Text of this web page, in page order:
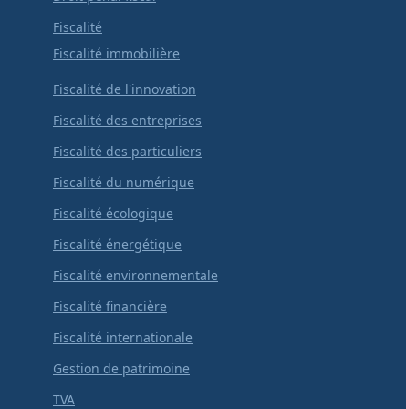
Fiscalité
Fiscalité immobilière
Fiscalité de l'innovation
Fiscalité des entreprises
Fiscalité des particuliers
Fiscalité du numérique
Fiscalité écologique
Fiscalité énergétique
Fiscalité environnementale
Fiscalité financière
Fiscalité internationale
Gestion de patrimoine
TVA